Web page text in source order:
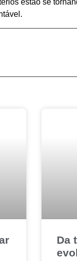
estão se
Da